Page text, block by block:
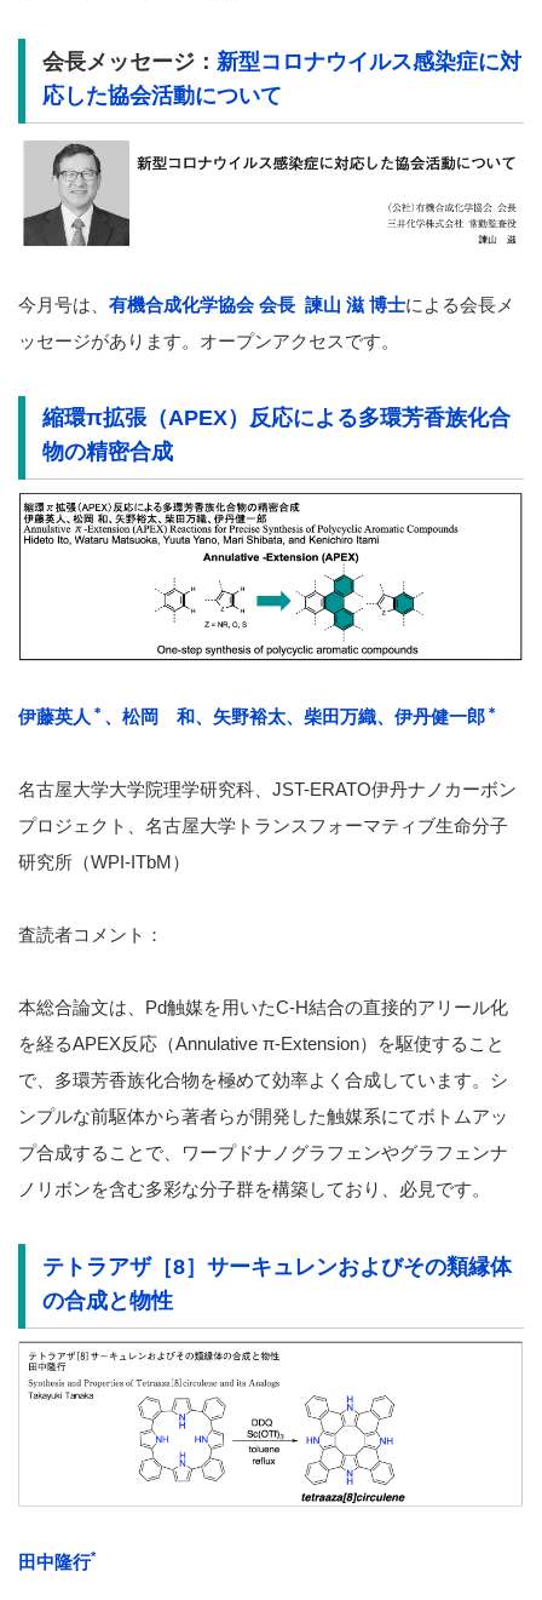
会長メッセージ： 新型コロナウイルス感染症に対
応した協会活動について
今月号は、 有機合成化学協会 会長 諫山 滋 博士による会長メ
ッセージがあります。オープンアクセスです。
縮環π拡張（APEX）反応による多環芳香族化合
物の精密合成
伊藤英人 ＊ 、松岡 和、矢野裕太、柴田万織、伊丹健一郎 ＊
名古屋大学大学院理学研究科、JST-ERATO伊丹ナノカーボン
プロジェクト、名古屋大学トランスフォーマティブ生命分子
研究所（WPI-ITbM）
査読者コメント：
本総合論文は、Pd触媒を用いたC-H結合の直接的アリール化
を経るAPEX反応（Annulative π-Extension）を駆使すること
で、多環芳香族化合物を極めて効率よく合成しています。シ
ンプルな前駆体から著者らが開発した触媒系にてボトムアッ
プ合成することで、ワープドナノグラフェンやグラフェンナ
ノリボンを含む多彩な分子群を構築しており、必見です。
テトラアザ［8］サーキュレンおよびその類縁体
の合成と物性
田中隆行*